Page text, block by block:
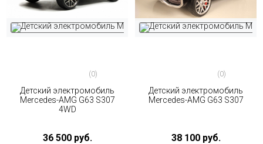
(0)
Детский электромобиль
Mercedes-AMG G63 S307
4WD
36 500 руб.
(0)
Детский электромобиль
Mercedes-AMG G63 S307
38 100 руб.